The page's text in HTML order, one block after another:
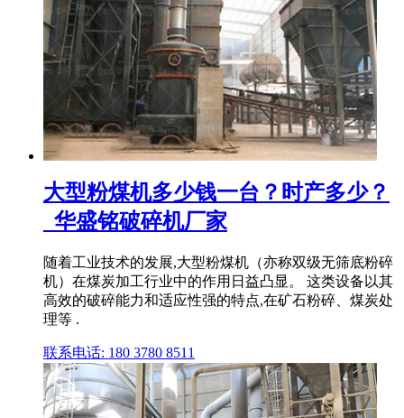
大型粉煤机多少钱一台？时产多少？
_华盛铭破碎机厂家
随着工业技术的发展,大型粉煤机（亦称双级无筛底粉碎
机）在煤炭加工行业中的作用日益凸显。 这类设备以其
高效的破碎能力和适应性强的特点,在矿石粉碎、煤炭处
理等 .
联系电话: 180 3780 8511